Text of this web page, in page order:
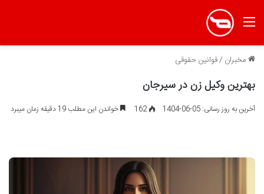
منو
مخبران /قوانین حقوقی
بهترین وکیل زن در سیرجان
آخرین به روز رسانی: 05-06-1404 162 خواندن این مطلب 19 دقیقه زمان میبرد